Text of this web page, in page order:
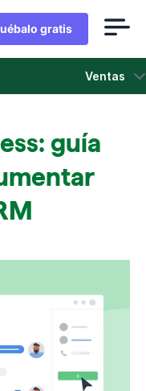
gratis
Ventas
guía